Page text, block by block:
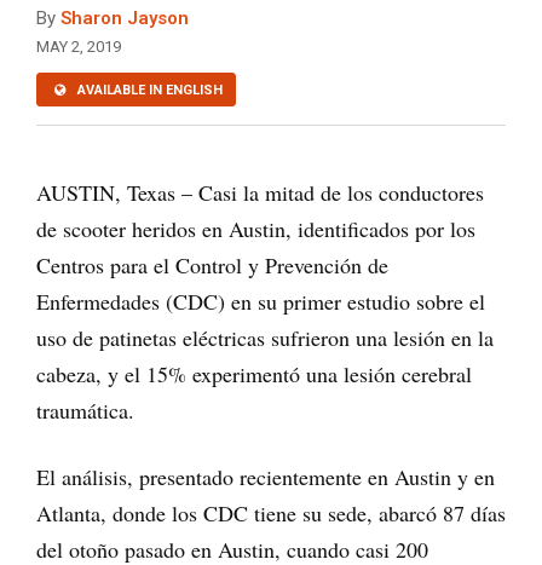
By Sharon Jayson
MAY 2, 2019
AVAILABLE IN ENGLISH
AUSTIN, Texas – Casi la mitad de los conductores
de scooter heridos en Austin, identificados por los
Centros para el Control y Prevención de
Enfermedades (CDC) en su primer estudio sobre el
uso de patinetas eléctricas sufrieron una lesión en la
cabeza, y el 15% experimentó una lesión cerebral
traumática.
El análisis, presentado recientemente en Austin y en
Atlanta, donde los CDC tiene su sede, abarcó 87 días
del otoño pasado en Austin, cuando casi 200